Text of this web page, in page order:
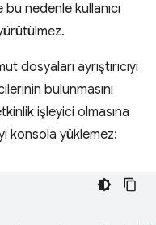
nedenle kullanıcı
ayrıştırıcıyı
bulunmasını
işleyici olmasına
konsola yüklemez: